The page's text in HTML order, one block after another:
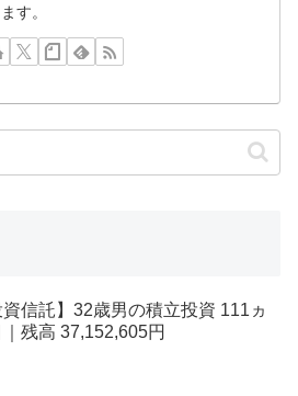
す。
資信託】32歳男の積立投資 111ヵ
｜残高 37,152,605円